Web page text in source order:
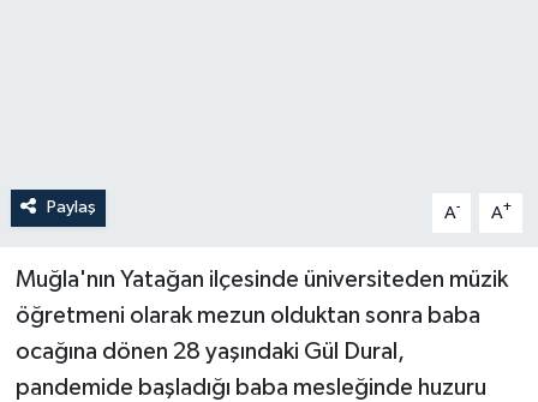
Paylaş A- A+
Muğla'nın Yatağan ilçesinde üniversiteden müzik
öğretmeni olarak mezun olduktan sonra baba
ocağına dönen 28 yaşındaki Gül Dural,
pandemide başladığı baba mesleğinde huzuru